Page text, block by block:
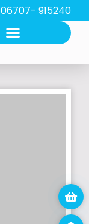
06707- 915240